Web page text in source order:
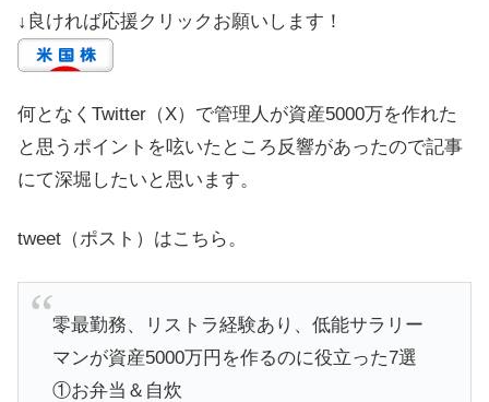
↓良ければ応援クリックお願いします！
何となくTwitter（X）で管理人が資産5000万を作れた
と思うポイントを呟いたところ反響があったので記事
にて深堀したいと思います。
tweet（ポスト）はこちら。
零最勤務、リストラ経験あり、低能サラリー
マンが資産5000万円を作るのに役立った7選
①お弁当＆自炊